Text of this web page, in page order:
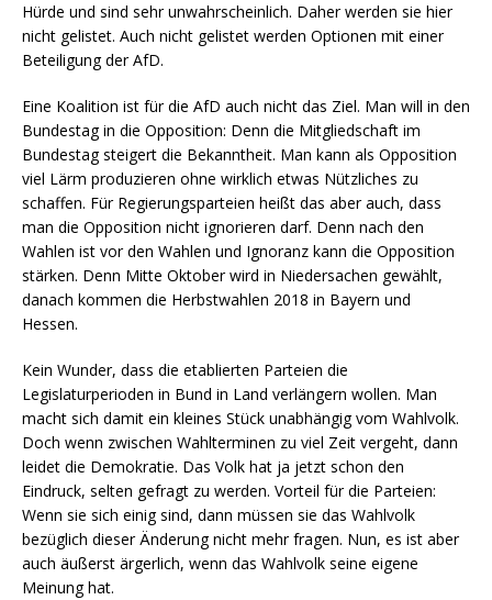
Hürde und sind sehr unwahrscheinlich. Daher werden sie hier
nicht gelistet. Auch nicht gelistet werden Optionen mit einer
Beteiligung der AfD.
Eine Koalition ist für die AfD auch nicht das Ziel. Man will in den
Bundestag in die Opposition: Denn die Mitgliedschaft im
Bundestag steigert die Bekanntheit. Man kann als Opposition
viel Lärm produzieren ohne wirklich etwas Nützliches zu
schaffen. Für Regierungsparteien heißt das aber auch, dass
man die Opposition nicht ignorieren darf. Denn nach den
Wahlen ist vor den Wahlen und Ignoranz kann die Opposition
stärken. Denn Mitte Oktober wird in Niedersachen gewählt,
danach kommen die Herbstwahlen 2018 in Bayern und
Hessen.
Kein Wunder, dass die etablierten Parteien die
Legislaturperioden in Bund in Land verlängern wollen. Man
macht sich damit ein kleines Stück unabhängig vom Wahlvolk.
Doch wenn zwischen Wahlterminen zu viel Zeit vergeht, dann
leidet die Demokratie. Das Volk hat ja jetzt schon den
Eindruck, selten gefragt zu werden. Vorteil für die Parteien:
Wenn sie sich einig sind, dann müssen sie das Wahlvolk
bezüglich dieser Änderung nicht mehr fragen. Nun, es ist aber
auch äußerst ärgerlich, wenn das Wahlvolk seine eigene
Meinung hat.